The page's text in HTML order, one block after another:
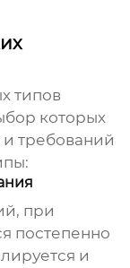
типов
которых
и требований
при
постепенно
и